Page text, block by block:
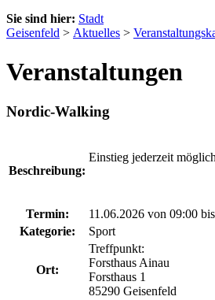
Sie sind hier: Stadt
Geisenfeld > Aktuelles >
Veranstaltungen
Nordic-Walking
Beschreibung:
Einstieg jederzeit möglich
Termin: 11.06.2026 von 09:00
Kategorie:
Sport
Ort:
Treffpunkt:
Forsthaus Ainau
Forsthaus 1
85290 Geisenfeld